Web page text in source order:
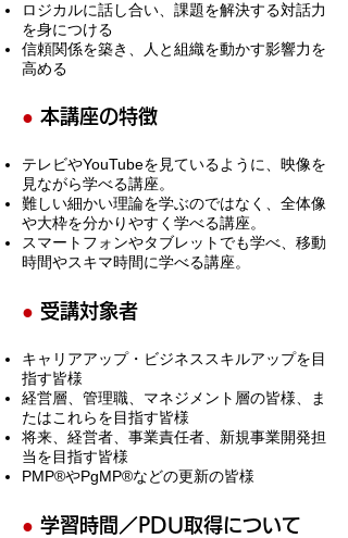
ロジカルに話し合い、課題を解決する対話力
を身につける
信頼関係を築き、人と組織を動かす影響力を
高める
● 本講座の特徴
テレビやYouTubeを見ているように、映像を
見ながら学べる講座。
難しい細かい理論を学ぶのではなく、全体像
や大枠を分かりやすく学べる講座。
スマートフォンやタブレットでも学べ、移動
時間やスキマ時間に学べる講座。
● 受講対象者
キャリアアップ・ビジネススキルアップを目
指す皆様
経営層、管理職、マネジメント層の皆様、ま
たはこれらを目指す皆様
将来、経営者、事業責任者、新規事業開発担
当を目指す皆様
PMP®やPgMP®などの更新の皆様
● 学習時間／PDU取得について